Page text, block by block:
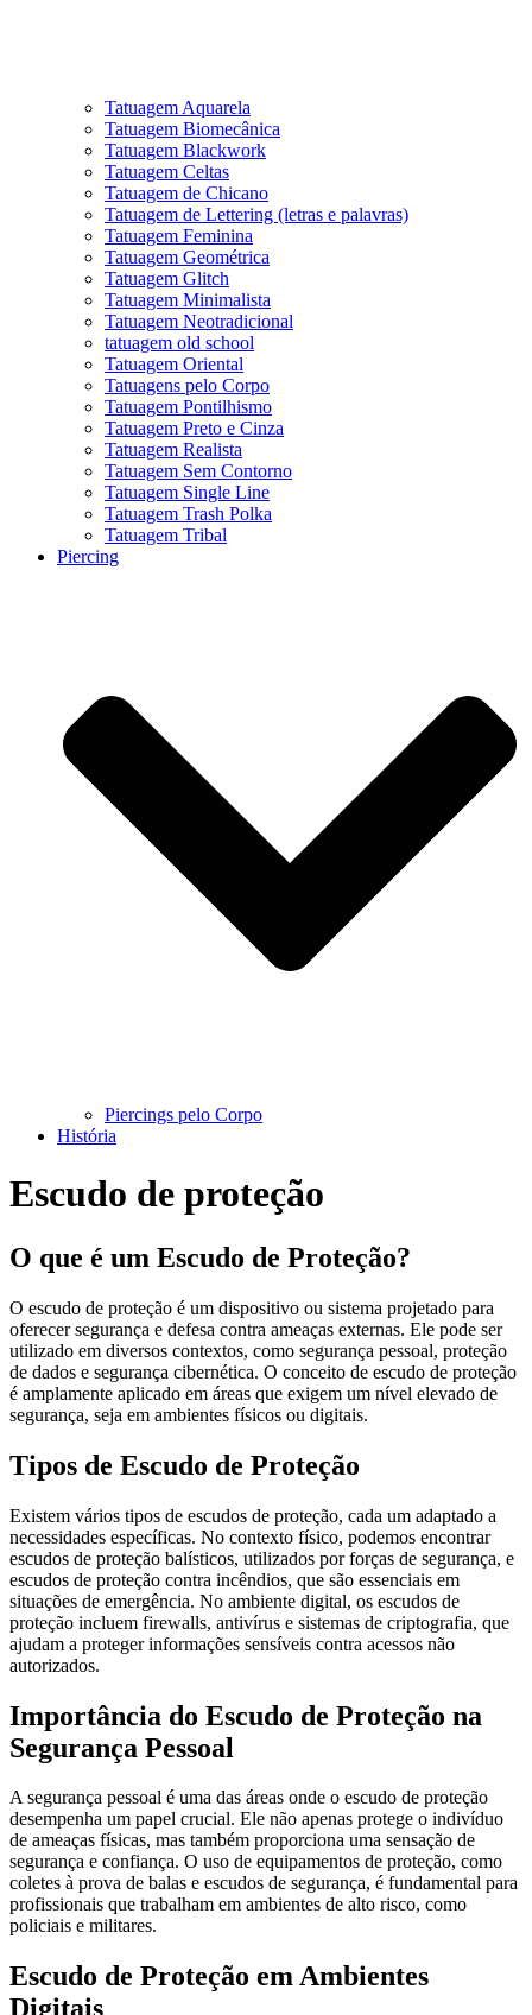
Tatuagem Aquarela
Tatuagem Biomecânica
Tatuagem Blackwork
Tatuagem Celtas
Tatuagem de Chicano
Tatuagem de Lettering (letras e palavras)
Tatuagem Feminina
Tatuagem Geométrica
Tatuagem Glitch
Tatuagem Minimalista
Tatuagem Neotradicional
tatuagem old school
Tatuagem Oriental
Tatuagens pelo Corpo
Tatuagem Pontilhismo
Tatuagem Preto e Cinza
Tatuagem Realista
Tatuagem Sem Contorno
Tatuagem Single Line
Tatuagem Trash Polka
Tatuagem Tribal
Piercing
Piercings pelo Corpo
História
Escudo de proteção
O que é um Escudo de Proteção?
O escudo de proteção é um dispositivo ou sistema projetado para
oferecer segurança e defesa contra ameaças externas. Ele pode ser
utilizado em diversos contextos, como segurança pessoal, proteção
de dados e segurança cibernética. O conceito de escudo de proteção
é amplamente aplicado em áreas que exigem um nível elevado de
segurança, seja em ambientes físicos ou digitais.
Tipos de Escudo de Proteção
Existem vários tipos de escudos de proteção, cada um adaptado a
necessidades específicas. No contexto físico, podemos encontrar
escudos de proteção balísticos, utilizados por forças de segurança, e
escudos de proteção contra incêndios, que são essenciais em
situações de emergência. No ambiente digital, os escudos de
proteção incluem firewalls, antivírus e sistemas de criptografia, que
ajudam a proteger informações sensíveis contra acessos não
autorizados.
Importância do Escudo de Proteção na
Segurança Pessoal
A segurança pessoal é uma das áreas onde o escudo de proteção
desempenha um papel crucial. Ele não apenas protege o indivíduo
de ameaças físicas, mas também proporciona uma sensação de
segurança e confiança. O uso de equipamentos de proteção, como
coletes à prova de balas e escudos de segurança, é fundamental para
profissionais que trabalham em ambientes de alto risco, como
policiais e militares.
Escudo de Proteção em Ambientes
Digitais